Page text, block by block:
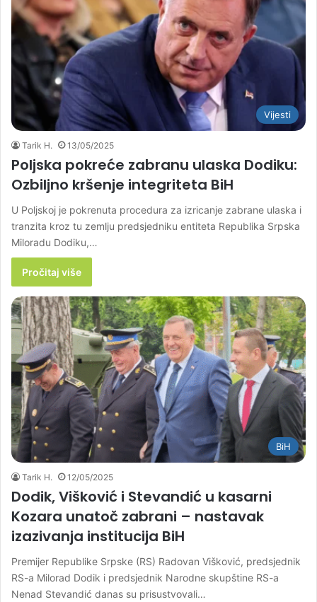
Vijesti
Tarik H. 13/05/2025
Poljska pokreće zabranu ulaska Dodiku:
Ozbiljno kršenje integriteta BiH
U Poljskoj je pokrenuta procedura za izricanje zabrane ulaska i
tranzita kroz tu zemlju predsjedniku entiteta Republika Srpska
Miloradu Dodiku,…
Pročitaj više
BiH
Tarik H. 12/05/2025
Dodik, Višković i Stevandić u kasarni
Kozara unatoč zabrani – nastavak
izazivanja institucija BiH
Premijer Republike Srpske (RS) Radovan Višković, predsjednik
RS-a Milorad Dodik i predsjednik Narodne skupštine RS-a
Nenad Stevandić danas su prisustvovali…